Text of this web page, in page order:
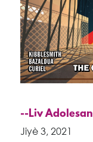
--Liv Adolesan
Jiyè 3, 2021